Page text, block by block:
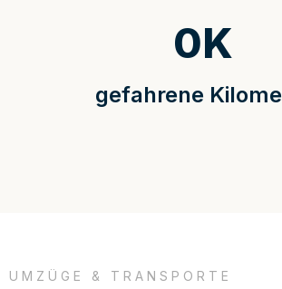
gefahrene
0K
UMZÜGE & TRANSPORTE